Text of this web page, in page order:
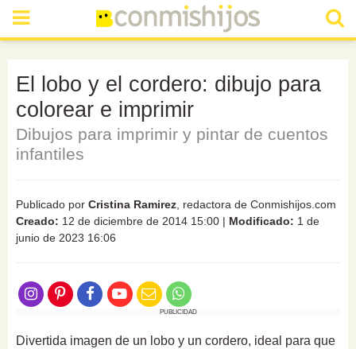
El lobo y el cordero: dibujo para
colorear e imprimir
Dibujos para imprimir y pintar de cuentos
infantiles
Publicado por Cristina Ramirez , redactora de Conmishijos.com
Creado: 12 de diciembre de 2014 15:00 | Modificado: 1 de
junio de 2023 16:06
PUBLICIDAD
Divertida imagen de un lobo y un cordero, ideal para que